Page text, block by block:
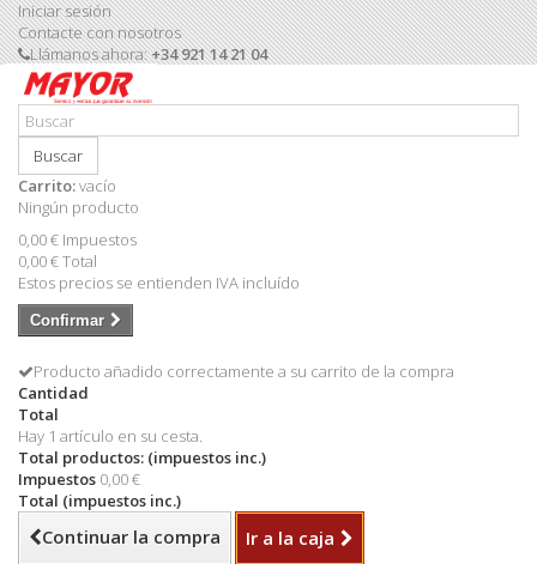
Iniciar sesión
Contacte con nosotros
Llámanos ahora:+34 921 14 21 04
Buscar
Carrito:vacío
Ningún producto
0,00 € Impuestos
0,00 €Total
Estos precios se entienden IVA incluído
Confirmar
Producto añadido correctamente a su carrito de la compra
Cantidad
Total
Hay 1 artículo en su cesta.
Total productos: (impuestos inc.)
Impuestos 0,00 €
Total (impuestos inc.)
Continuar la compra Ir a la caja